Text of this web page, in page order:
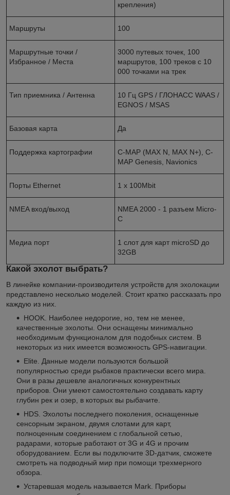
крепления)
Маршруты 100
Маршрутные точки /
Избранное / Места
3000 путевых точек, 100
маршрутов, 100 треков с 10
000 точками на трек
Тип приемника / Антенна
10 Гц GPS / ГЛОНАСС WAAS /
EGNOS / MSAS
Базовая карта Да
Поддержка картографии
C-MAP (MAX N, MAX N+), C-
MAP Genesis, Navionics
Порты Ethernet 1 x 100Mbit
NMEA вход/выход
NMEA 2000 - 1 разъем Micro-
C
Медиа порт
1 слот для карт microSD до
32GB
Какой эхолот выбрать?
В линейке компании-производителя устройств для эхолокации
представлено несколько моделей. Стоит кратко рассказать про
каждую из них.
HOOK. Наиболее недорогие, но, тем не менее,
качественные эхолоты. Они оснащены минимально
необходимым функционалом для подобных систем. В
некоторых из них имеется возможность GPS-навигации.
Elite. Данные модели пользуются большой
популярностью среди рыбаков практически всего мира.
Они в разы дешевле аналогичных конкурентных
приборов. Они умеют самостоятельно создавать карту
глубин рек и озер, в которых вы рыбачите.
HDS. Эхолоты последнего поколения, оснащенные
сенсорным экраном, двумя слотами для карт,
полноценным соединением с глобальной сетью,
радарами, которые работают от 3G и 4G и прочим
оборудованием. Если вы подключите 3D-датчик, сможете
смотреть на подводный мир при помощи трехмерного
обзора.
Устаревшая модель называется Mark. Приборы